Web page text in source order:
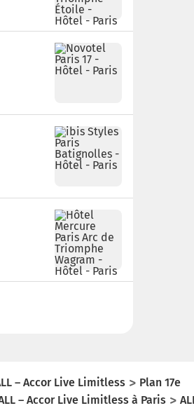
– Accor Live Limitless
Plan 17e
– Accor Live Limitless à Paris